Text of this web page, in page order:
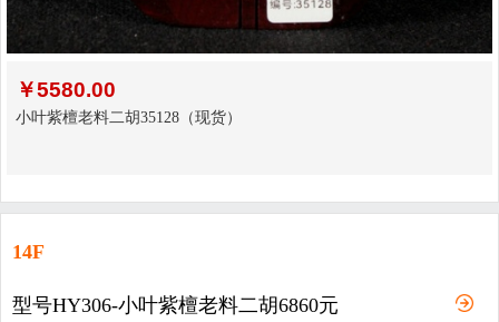
￥5580.00
小叶紫檀老料二胡35128（现货）
14F
型号HY306-小叶紫檀老料二胡6860元